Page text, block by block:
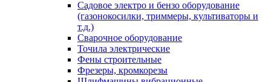
Садовое электро и бензо оборудование
(газонокосилки, триммеры, культиваторы и
т.д.)
Сварочное оборудование
Точила электрические
Фены строительные
Фрезеры, кромкорезы